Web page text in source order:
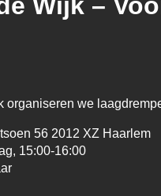
organiseren we
56 2012 XZ Haarlem
15:00-16:00